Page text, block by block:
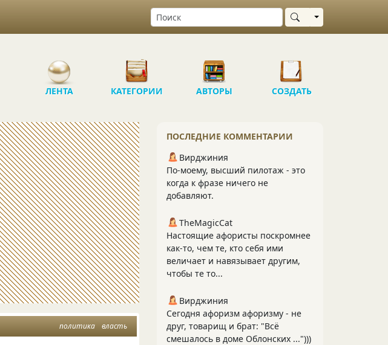
Выбрать область
ЛЕНТА КАТЕГОРИИ АВТОРЫ СОЗДАТЬ
политика власть
ПОСЛЕДНИЕ КОММЕНТАРИИ
Вирджиния
По-моему, высший пилотаж - это
когда к фразе ничего не
добавляют.
TheMagicCat
Настоящие афористы поскромнее
как-то, чем те, кто себя ими
величает и навязывает другим,
чтобы те то...
Вирджиния
Сегодня афоризм афоризму - не
друг, товарищ и брат: "Всё
смешалось в доме Облонских ...")))